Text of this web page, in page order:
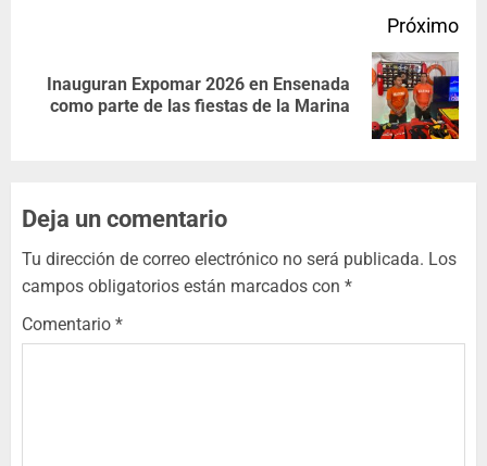
Próximo
Inauguran Expomar 2026 en Ensenada
como parte de las fiestas de la Marina
Deja un comentario
Tu dirección de correo electrónico no será publicada. Los
campos obligatorios están marcados con *
Comentario *